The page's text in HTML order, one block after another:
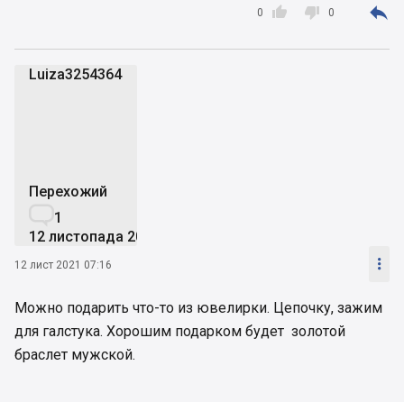

0  0 
Luiza3254364
Перехожий
1
12 листопада 2021
12 лист 2021 07:16 
Можно подарить что-то из ювелирки. Цепочку, зажим
для галстука. Хорошим подарком будет золотой
браслет мужской.